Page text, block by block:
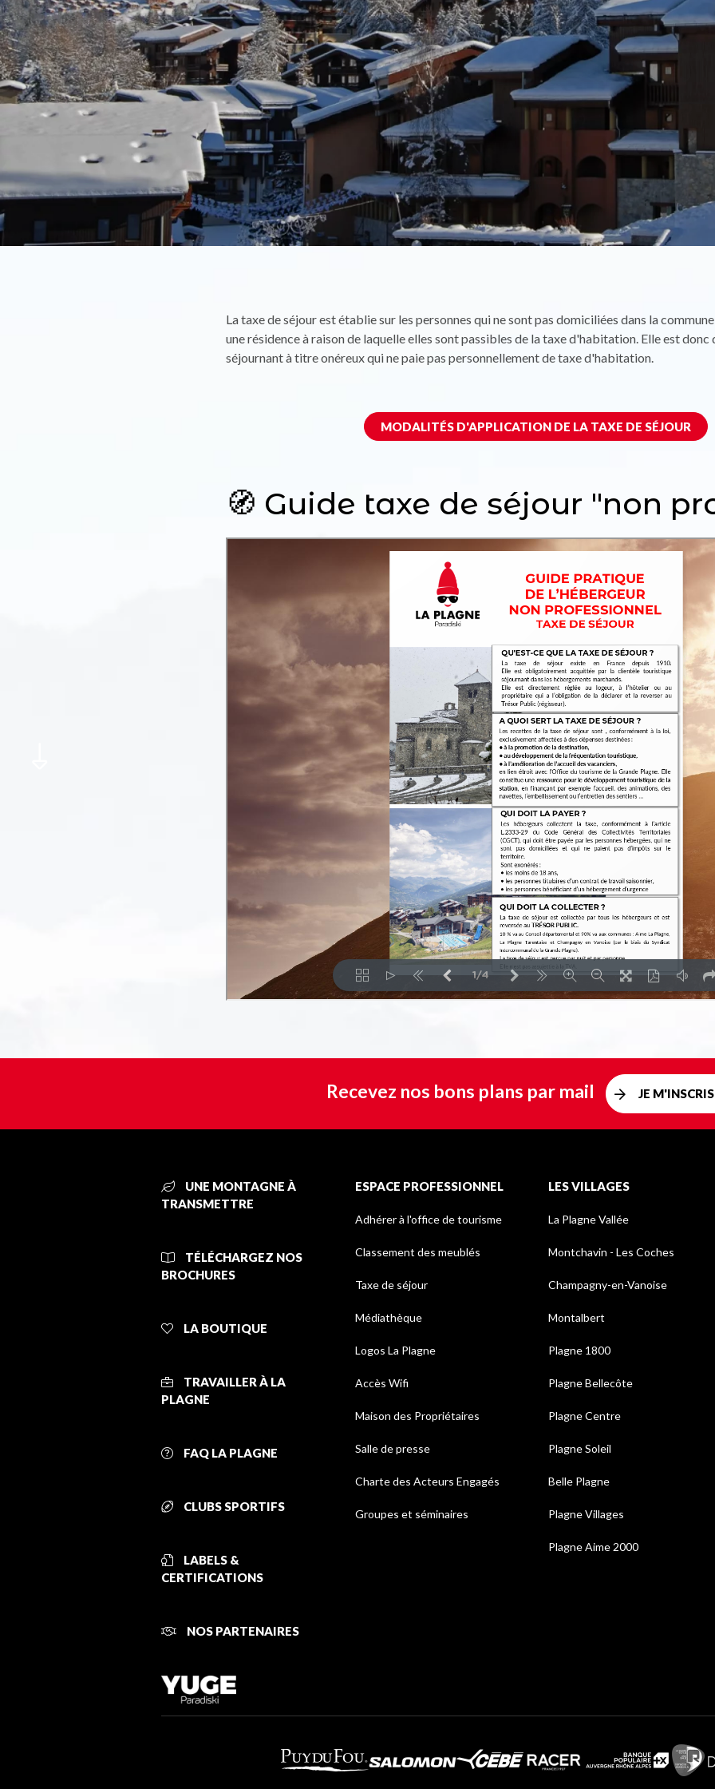
La taxe de séjour est établie sur les personnes qui ne sont pas domiciliées dans la
une résidence à raison de laquelle elles sont passibles de la taxe d'habitation. Elle est
séjournant à titre onéreux qui ne paie pas personnellement de taxe d'habitation.
MODALITÉS D'APPLICATION DE LA TAXE DE SÉJOUR
🧭 Guide taxe de séjour "non
Recevez nos bons plans par mail JE M'INSCRIS
UNE MONTAGNE À
TRANSMETTRE
TÉLÉCHARGEZ NOS
BROCHURES
LA BOUTIQUE
TRAVAILLER À LA
PLAGNE
FAQ LA PLAGNE
CLUBS SPORTIFS
LABELS &
CERTIFICATIONS
NOS PARTENAIRES
ESPACE PROFESSIONNEL
Adhérer à l'office de tourisme
Classement des meublés
Taxe de séjour
Médiathèque
Logos La Plagne
Accès Wifi
Maison des Propriétaires
Salle de presse
Charte des Acteurs Engagés
Groupes et séminaires
LES VILLAGES
La Plagne Vallée
Montchavin - Les Coches
Champagny-en-Vanoise
Montalbert
Plagne 1800
Plagne Bellecôte
Plagne Centre
Plagne Soleil
Belle Plagne
Plagne Villages
Plagne Aime 2000